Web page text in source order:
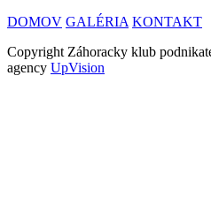
DOMOV GALÉRIA KONTAKT
Copyright Záhoracky klub
agency UpVision